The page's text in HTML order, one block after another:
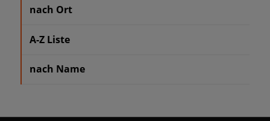
nach Ort
A-Z Liste
nach Name